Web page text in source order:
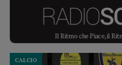
Il Ritmo che Piace, il
CALCIO